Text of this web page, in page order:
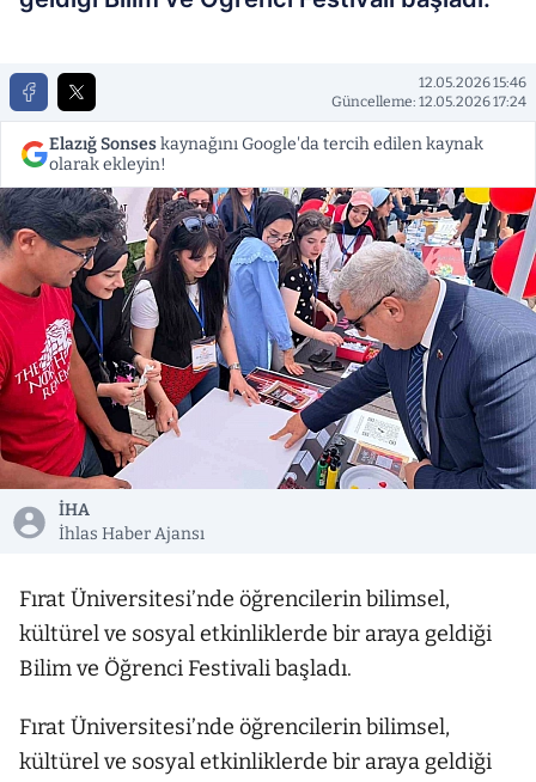
12.05.2026 15:46
Güncelleme: 12.05.2026 17:24
Elazığ Sonseskaynağını Google'da tercih edilen kaynak
olarak ekleyin!
İHA
İhlas Haber Ajansı
Fırat Üniversitesi’nde öğrencilerin bilimsel,
kültürel ve sosyal etkinliklerde bir araya geldiği
Bilim ve Öğrenci Festivali başladı.
Fırat Üniversitesi’nde öğrencilerin bilimsel,
kültürel ve sosyal etkinliklerde bir araya geldiği